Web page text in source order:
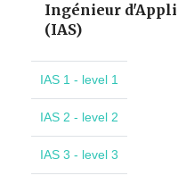
Ingénieur
(IAS)
IAS 1 - level 1
IAS 2 - level 2
IAS 3 - level 3